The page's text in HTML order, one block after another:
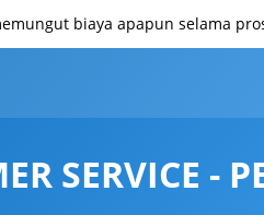
biaya apapun selama
SERVICE -